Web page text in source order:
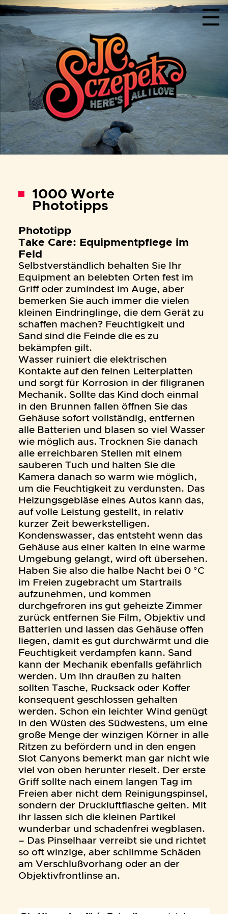
Menu
1000 Worte
Phototipps
Phototipp
Take Care: Equipmentpflege im
Feld
Selbstverständlich behalten Sie Ihr
Equipment an belebten Orten fest im
Griff oder zumindest im Auge, aber
bemerken Sie auch immer die vielen
kleinen Eindringlinge, die dem Gerät zu
schaffen machen? Feuchtigkeit und
Sand sind die Feinde die es zu
bekämpfen gilt.
Wasser ruiniert die elektrischen
Kontakte auf den feinen Leiterplatten
und sorgt für Korrosion in der filigranen
Mechanik. Sollte das Kind doch einmal
in den Brunnen fallen öffnen Sie das
Gehäuse sofort vollständig, entfernen
alle Batterien und blasen so viel Wasser
wie möglich aus. Trocknen Sie danach
alle erreichbaren Stellen mit einem
sauberen Tuch und halten Sie die
Kamera danach so warm wie möglich,
um die Feuchtigkeit zu verdunsten. Das
Heizungsgebläse eines Autos kann das,
auf volle Leistung gestellt, in relativ
kurzer Zeit bewerkstelligen.
Kondenswasser, das entsteht wenn das
Gehäuse aus einer kalten in eine warme
Umgebung gelangt, wird oft übersehen.
Haben Sie also die halbe Nacht bei 0 °C
im Freien zugebracht um Startrails
aufzunehmen, und kommen
durchgefroren ins gut geheizte Zimmer
zurück entfernen Sie Film, Objektiv und
Batterien und lassen das Gehäuse offen
liegen, damit es gut durchwärmt und die
Feuchtigkeit verdampfen kann. Sand
kann der Mechanik ebenfalls gefährlich
werden. Um ihn draußen zu halten
sollten Tasche, Rucksack oder Koffer
konsequent geschlossen gehalten
werden. Schon ein leichter Wind genügt
in den Wüsten des Südwestens, um eine
große Menge der winzigen Körner in alle
Ritzen zu befördern und in den engen
Slot Canyons bemerkt man gar nicht wie
viel von oben herunter rieselt. Der erste
Griff sollte nach einem langen Tag im
Freien aber nicht dem Reinigungspinsel,
sondern der Druckluftflasche gelten. Mit
ihr lassen sich die kleinen Partikel
wunderbar und schadenfrei wegblasen.
– Das Pinselhaar verreibt sie und richtet
so oft winzige, aber schlimme Schäden
am Verschlußvorhang oder an der
Objektivfrontlinse an.